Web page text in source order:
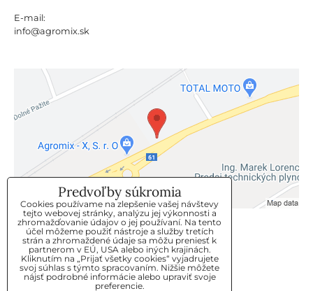
E-mail:
info@agromix.sk
KLIENTSKÝ SERVIS
GDPR
KONTAKT
Predvoľby súkromia
Cookies používame na zlepšenie vašej návštevy
tejto webovej stránky, analýzu jej výkonnosti a
zhromažďovanie údajov o jej používaní. Na tento
účel môžeme použiť nástroje a služby tretích
strán a zhromaždené údaje sa môžu preniesť k
partnerom v EÚ, USA alebo iných krajinách.
Kliknutím na „Prijať všetky cookies“ vyjadrujete
svoj súhlas s týmto spracovaním. Nižšie môžete
nájsť podrobné informácie alebo upraviť svoje
preferencie.